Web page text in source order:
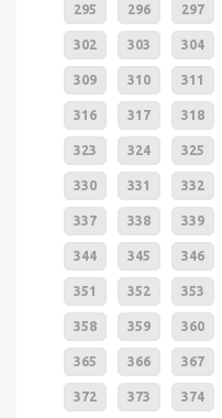
295 296 297
302 303 304
309 310 311
316 317 318
323 324 325
330 331 332
337 338 339
344 345 346
351 352 353
358 359 360
365 366 367
372 373 374